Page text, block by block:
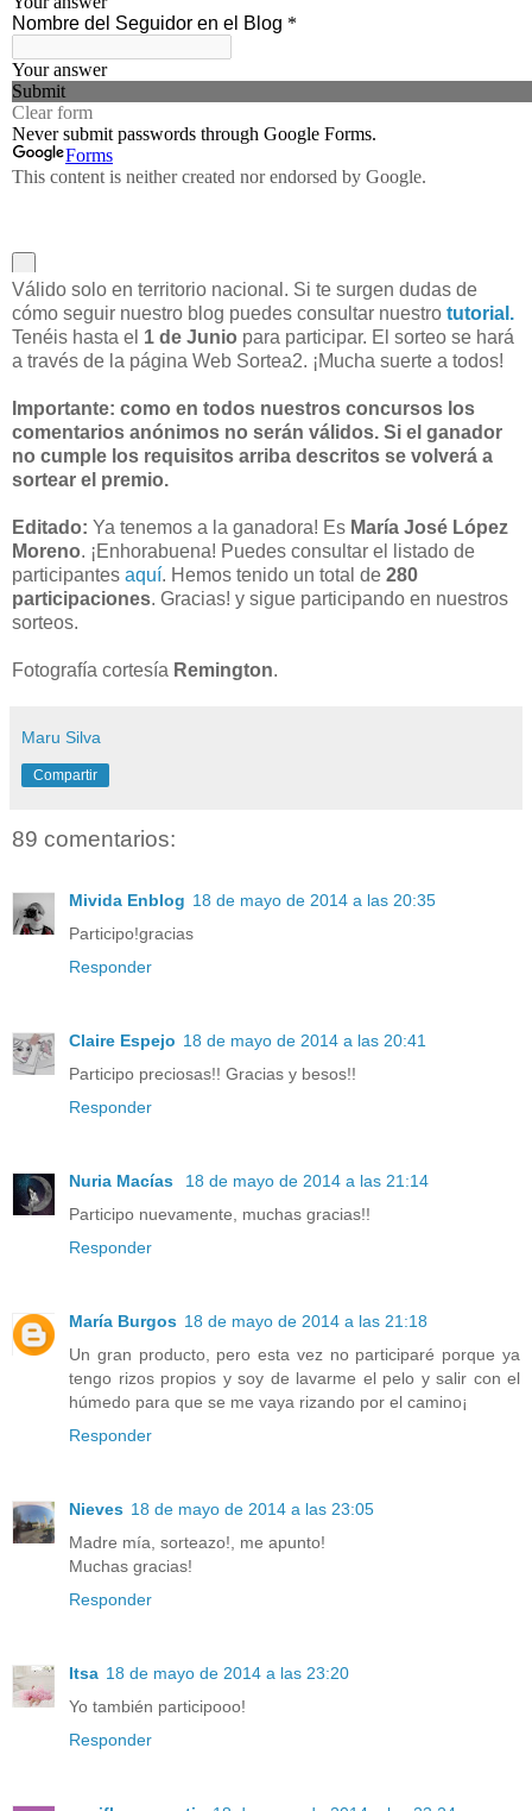
Válido solo en territorio nacional. Si te surgen dudas de
cómo seguir nuestro blog puedes consultar nuestro tutorial.
Tenéis hasta el 1 de Junio para participar. El sorteo se hará
a través de la página Web Sortea2. ¡Mucha suerte a todos!
Importante: como en todos nuestros concursos los
comentarios anónimos no serán válidos. Si el ganador
no cumple los requisitos arriba descritos se volverá a
sortear el premio.
Editado: Ya tenemos a la ganadora! Es María José López
Moreno. ¡Enhorabuena! Puedes consultar el listado de
participantes aquí. Hemos tenido un total de 280
participaciones. Gracias! y sigue participando en nuestros
sorteos.
Fotografía cortesía Remington.
Maru Silva
Compartir
89 comentarios:
Mivida Enblog 18 de mayo de 2014 a las 20:35
Participo!gracias
Responder
Claire Espejo 18 de mayo de 2014 a las 20:41
Participo preciosas!! Gracias y besos!!
Responder
Nuria Macías
18 de mayo de 2014 a las 21:14
Participo nuevamente, muchas gracias!!
Responder
María Burgos 18 de mayo de 2014 a las 21:18
Un gran producto, pero esta vez no participaré porque ya
tengo rizos propios y soy de lavarme el pelo y salir con el
húmedo para que se me vaya rizando por el camino¡
Responder
Nieves 18 de mayo de 2014 a las 23:05
Madre mía, sorteazo!, me apunto!
Muchas gracias!
Responder
Itsa 18 de mayo de 2014 a las 23:20
Yo también participooo!
Responder